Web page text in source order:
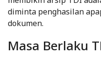
diminta penghasilan
dokumen.
Masa Berlaku